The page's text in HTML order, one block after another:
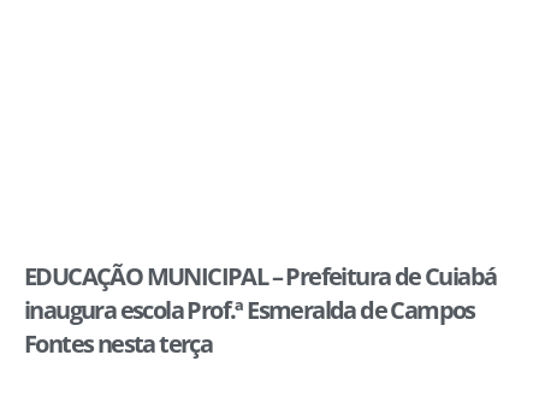
EDUCAÇÃO MUNICIPAL – Prefeitura de Cuiabá
inaugura escola Prof.ª Esmeralda de Campos
Fontes nesta terça